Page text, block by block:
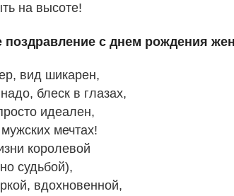
на высоте!
поздравление с днем рождения
вид шикарен,
блеск в глазах,
идеален,
мечтах!
королевой
судьбой),
вдохновенной,